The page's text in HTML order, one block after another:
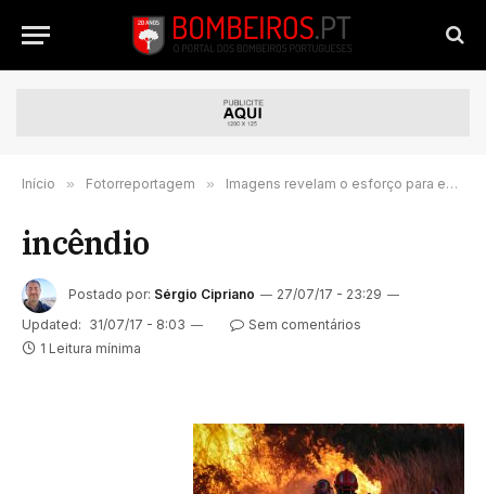
Início » Fotorreportagem » Imagens revelam o esforço para extinguir o incêndio em Mangualde
incêndio
Postado por: Sérgio Cipriano
27/07/17 - 23:29
Updated: 31/07/17 - 8:03
Sem comentários
1 Leitura mínima